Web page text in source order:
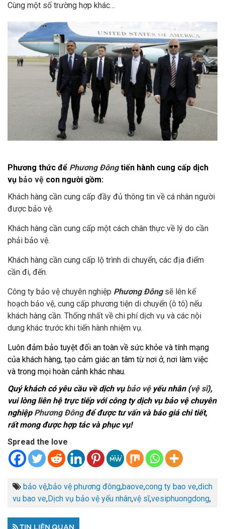
Cùng một số trường hợp khác…
Phương thức để Phương Đôngtiến hành cung cấp dịch
vụ bảo vệ con người gồm:
Khách hàng cần cung cấp đầy đủ thông tin về cá nhân người
được bảo vệ.
Khách hàng cần cung cấp một cách chân thực về lý do cần
phải bảo vệ.
Khách hàng cần cung cấp lộ trình di chuyển, các địa điểm
cần đi, đến.
Công ty bảo vệ chuyên nghiệp Phương Đôngsẽ lên kế
hoạch bảo vệ, cung cấp phương tiện di chuyển (ô tô) nếu
khách hàng cần. Thống nhất về chi phí dịch vụ và các nội
dung khác trước khi tiến hành nhiệm vụ.
Luôn đảm bảo tuyệt đối an toàn về sức khỏe và tính mạng
của khách hàng, tạo cảm giác an tâm từ nơi ở, nơi làm việc
và trong mọi hoàn cảnh khác nhau.
Quý khách có yêu cầu về dịch vụ bảo vệyếu nhân (vệ sĩ),
vui lòng liên hệ trực tiếp với công ty dịch vụ bảo vệ chuyên
nghiệp Phương Đôngđể được tư vấn và báo giá chi tiết,
rất mong được hợp tác và phục vụ!
Spread the love
bảo vệ,bảo vệ phương đông,baove,cong ty bao ve,dich
vu bao ve,Dịch vụ bảo vệ yếu nhân,vệ sĩ,vesiphuongdong,
TIN LIÊN QUAN